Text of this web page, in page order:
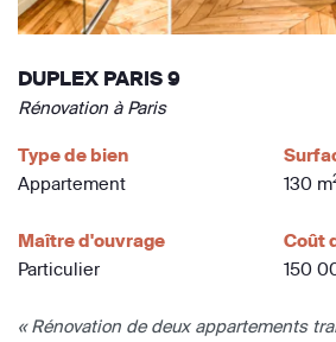
DUPLEX PARIS 9
Rénovation à Paris
Type de bien
Appartement
130 m
Maître d'ouvrage
Particulier
Coût
150
« Rénovation de deux appartements